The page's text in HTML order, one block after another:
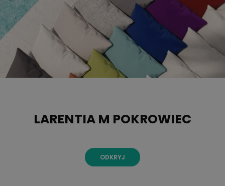
LARENTIA M POKROWIEC
ODKRYJ